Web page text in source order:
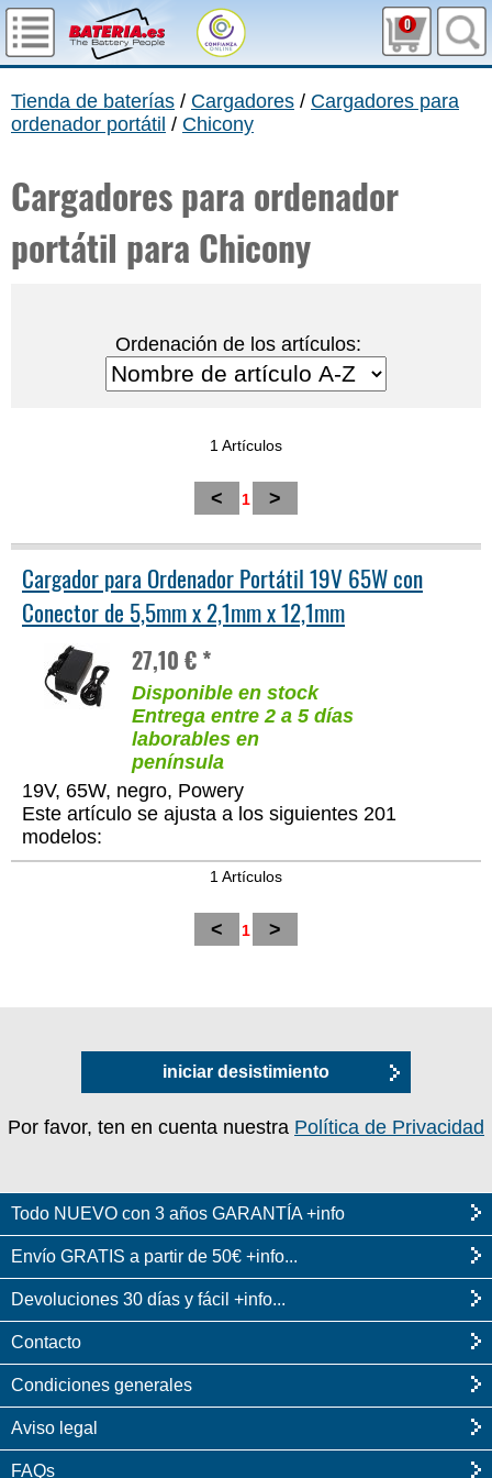
0
Tienda de baterías / Cargadores / Cargadores para
ordenador portátil / Chicony
Cargadores para ordenador
portátil para Chicony
Ordenación de los artículos:
1 Artículos
< 1 >
Cargador para Ordenador Portátil 19V 65W con
Conector de 5,5mm x 2,1mm x 12,1mm
27,10 € *
Disponible en stock
Entrega entre 2 a 5 días
laborables en
península
19V, 65W, negro, Powery
Este artículo se ajusta a los siguientes 201
modelos:
1 Artículos
< 1 >
iniciar desistimiento
Por favor, ten en cuenta nuestra Política de Privacidad
Todo NUEVO con 3 años GARANTÍA +info
Envío GRATIS a partir de 50€ +info...
Devoluciones 30 días y fácil +info...
Contacto
Condiciones generales
Aviso legal
FAQs